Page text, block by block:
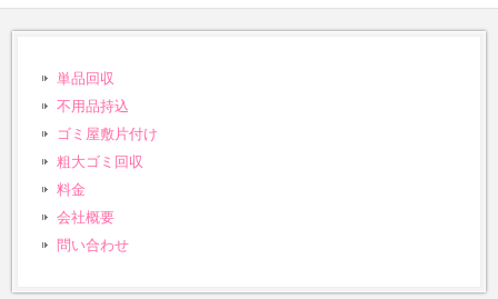
単品回収
不用品持込
ゴミ屋敷片付け
粗大ゴミ回収
料金
会社概要
問い合わせ